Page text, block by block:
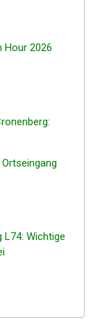
Hour 2026
L74: Wichti­ge